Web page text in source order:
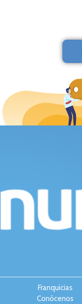
Franquicias
Conócenos